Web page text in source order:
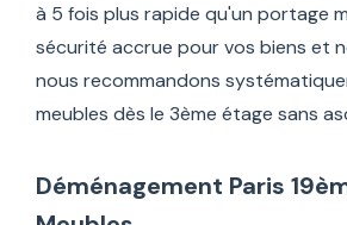
à 5 fois plus rapide qu'un portage
sécurité accrue pour vos biens et
nous recommandons
meubles dès le 3ème étage sans
Déménagement Paris